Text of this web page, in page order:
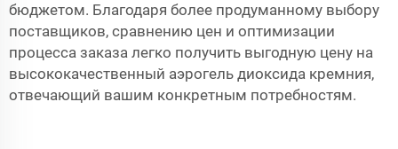
бюджетом. Благодаря более продуманному выбору
поставщиков, сравнению цен и оптимизации
процесса заказа легко получить выгодную цену на
высококачественный аэрогель диоксида кремния,
отвечающий вашим конкретным потребностям.